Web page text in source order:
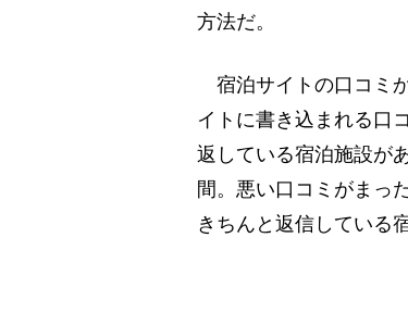
方法だ。
宿泊サイトの口コミ
イトに書き込まれる口
返している宿泊施設が
間。悪い口コミがまっ
きちんと返信している